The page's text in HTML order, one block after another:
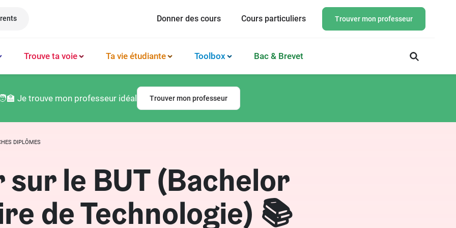
Donner des cours Cours particuliers Trouver mon professeur
Trouve ta voie Ta vie étudiante Toolbox Bac & Brevet
Je trouve mon professeur idéal Trouver mon professeur
DIPLÔMES
sur le BUT (Bachelor
de Technologie) 📚